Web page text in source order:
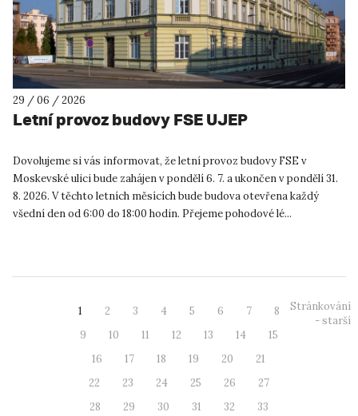
29 / 06 / 2026
Letní provoz budovy FSE UJEP
Dovolujeme si vás informovat, že letní provoz budovy FSE v
Moskevské ulici bude zahájen v pondělí 6. 7. a ukončen v pondělí 31.
8. 2026. V těchto letních měsících bude budova otevřena každý
všední den od 6:00 do 18:00 hodin. Přejeme pohodové lé...
1 2 3 4 5 6 7
8
9
10 11 12 13 14
15
16
17 18 19 20
21
22
23 24 25 26
27
28
29 30 31 32
33
Stránkování
- starší